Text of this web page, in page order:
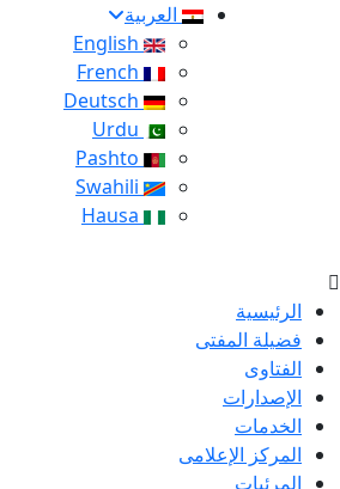
العربية
الرئيسية
فضيلة المفتى
الفتاوى
الإصدارات
الخدمات
المركز الإعلامى
المرئيات